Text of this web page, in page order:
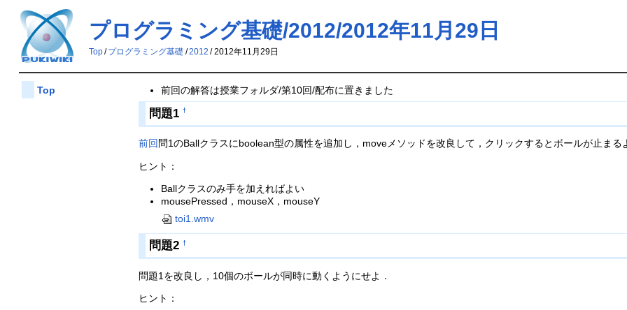
プログラミング基礎/2012/2012年11月29日
Top/ プログラミング基礎 /2012 / 2012年11月29日
前回の解答は授業フォルダ/第10回/配布に置きました
問題1 †
前回 問1のBallクラスにboolean型の属性を追加し，moveメソッドを改良して，クリックするとボールが止まる
ヒント：
Ballクラスのみ手を加えればよい
mousePressed，mouseX，mouseY
toi1.wmv
問題2 †
問題1を改良し，10個のボールが同時に動くようにせよ．
ヒント：
Top